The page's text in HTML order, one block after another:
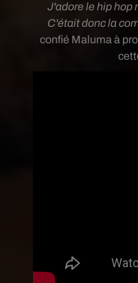
J'adore le hip hop
C'était donc la
confié Maluma à